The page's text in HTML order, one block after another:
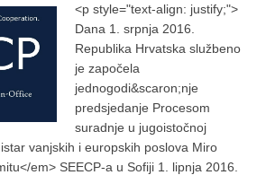
<p style="text-align: justify;">
Dana 1. srpnja 2016.
Republika Hrvatska službeno
je započela
jednogodi&scaron;nje
predsjedanje Procesom
suradnje u jugoistočnoj
vanjskih i europskih poslova Miro
em> SEECP-a u Sofiji 1. lipnja 2016.